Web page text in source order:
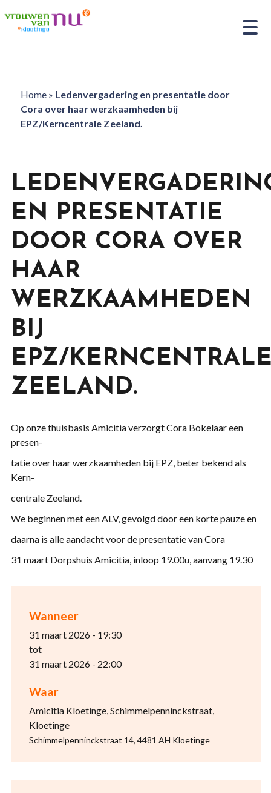
Home» Ledenvergadering en presentatie door
Cora over haar werzkaamheden bij
EPZ/Kerncentrale Zeeland.
Wanneer
31 maart 2026 - 19:30
tot
31 maart 2026 - 22:00
Waar
Amicitia Kloetinge, Schimmelpenninckstraat,
Kloetinge
Schimmelpenninckstraat 14, 4481 AH Kloetinge
EN PRESENTATIE
DOOR CORA OVER
HAAR
WERZKAAMHEDEN
BIJ
EPZ/
ZEELAND.
Op onze thuisbasis Amicitia verzorgt Cora Bokelaar een
presen-
tatie over haar werzkaamheden bij EPZ, beter bekend als
Kern-
centrale Zeeland.
We beginnen met een ALV, gevolgd door een korte pauze en
daarna is alle aandacht voor de presentatie van Cora
31 maart Dorpshuis Amicitia, inloop 19.00u, aanvang 19.30